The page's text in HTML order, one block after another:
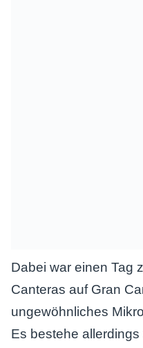
Dabei war einen Tag
Canteras auf Gran
ungewöhnliches
Es bestehe